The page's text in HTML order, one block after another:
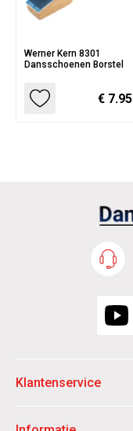
Werner Kern 8301
Dansschoenen Borstel
€ 7.95
Klantenservice